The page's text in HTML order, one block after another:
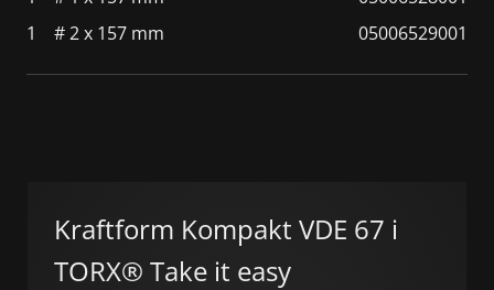
1
# 2 x 157 mm 05006529001
Kraftform Kompakt VDE 67 i
TORX® Take it easy